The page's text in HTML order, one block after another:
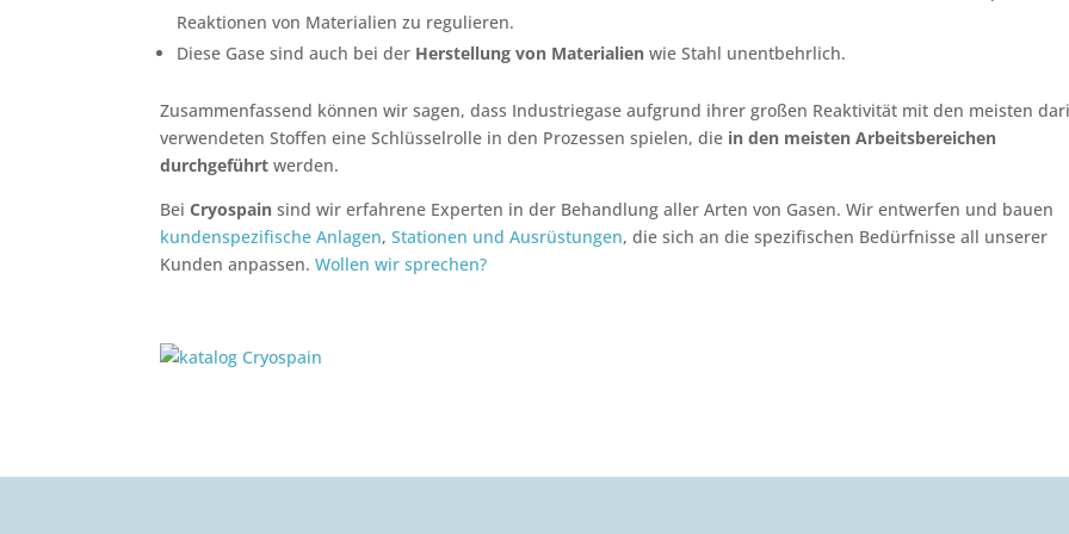
Reaktionen von Materialien zu regulieren.
Diese Gase sind auch bei der Herstellung von Materialien wie Stahl unentbehrlich.
Zusammenfassend können wir sagen, dass Industriegase aufgrund ihrer großen Reaktivität mit den meisten
verwendeten Stoffen eine Schlüsselrolle in den Prozessen spielen, die in den meisten Arbeitsbereichen
durchgeführt werden.
BeiCryospainsind wir erfahrene Experten in der Behandlung aller Arten von Gasen. Wir entwerfen und bauen
kundenspezifische Anlagen,Stationen und Ausrüstungen, die sich an die spezifischen Bedürfnisse all unserer
Kunden anpassen. Wollen wir sprechen?